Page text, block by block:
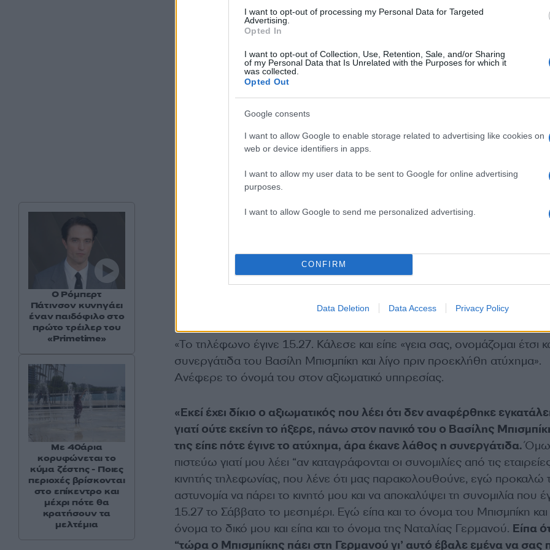
I want to opt-out of processing my Personal Data for Targeted
Advertising.
Opted In
I want to opt-out of Collection, Use, Retention, Sale, and/or Sharing
of my Personal Data that Is Unrelated with the Purposes for which it
was collected.
Opted Out
Google consents
I want to allow Google to enable storage related to advertising like cookies on
web or device identifiers in apps.
I want to allow my user data to be sent to Google for online advertising
purposes.
I want to allow Google to send me personalized advertising.
CONFIRM
Data Deletion Data Access Privacy Policy
«Το τηλέφωνο έγινε 15.27. Κάλεσε και είπε «γεια σας, ονομάζομαι έτσι
συνεργάτιδα του Βασίλη Μπισμπίκη και λίγο πριν προεκλήθη ατύχημα».
Ανέφερε το όνομά του στον αξιωματικό υπηρεσίας.
«Εκεί έχει δίκιο ο αξιωματικός που λέει ότι δεν αναφέρθηκε
γιατί ούτε εκείνη το ήξερε, πάνω στον πανικό του ο Βασίλης
της είπε πότε έγινε το ατύχημα, άρα έκανε λάθος η συνεργάτιδα.
πιστεύω γιατί μου λέει “αν καταγράφονται οι συνομιλίες από τις
κινητής τηλεφωνίας, που λένε ότι μας παρακολουθούνε, εγώ προκαλώ
αστυνομία να πάρει το κινητό μου και να αποκαλύψει τη συνομιλία που
15.27 το Σάββατο το μεσημέρι. Εγώ είπα και το όνομα του Μπισμπίκη και
όνομα το δικό μου και είπα και το όνομα της Ναταλίας Γερμανού. Είπα
“τώρα ο Μπισμπίκης πάει στη Γερμανού γι’ αυτό έβαλε εμένα να
Ο Ρόμπερτ
Πάτινσον κυνηγάει
έναν παιδόφιλο στο
πρώτο τρέιλερ του
«Primetime»
Με 40άρια
κορυφώνεται το
κύμα ζέστης - Ποιες
περιοχές βρίσκονται
στο επίκεντρο και
μέχρι πότε θα
κρατήσουν τα
μελτέμια